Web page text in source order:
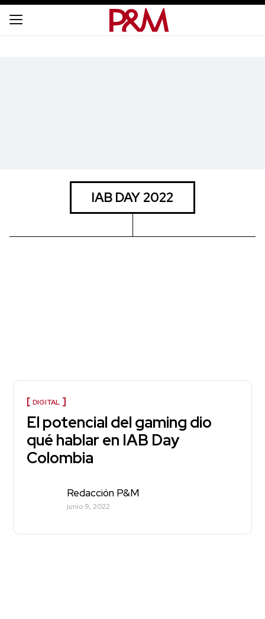
IAB DAY 2022
DIGITAL
El potencial del gaming dio
qué hablar en IAB Day
Colombia
Redacción P&M
junio 9, 2022